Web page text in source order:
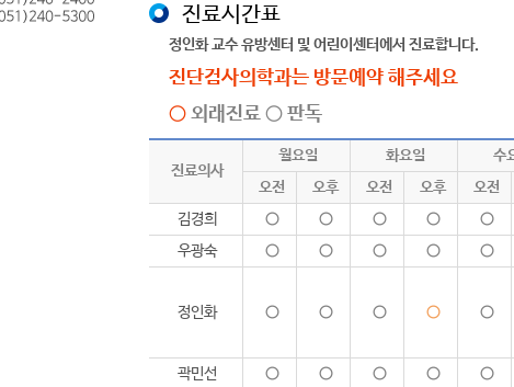
진료시간표
정인화 교수 유방센터 및 어린이센터에서 진료합니다.
진단검사의학과는 방문예약 해주세요
○ 외래진료 ○ 판독
진료의사
월요일 화요일 수
오전
오후 오전 오후 오전
김경희
○ ○ ○ ○ ○
우광숙
○ ○ ○ ○ ○
정인화 ○ ○ ○ ○ ○
곽민선
○ ○ ○ ○ ○